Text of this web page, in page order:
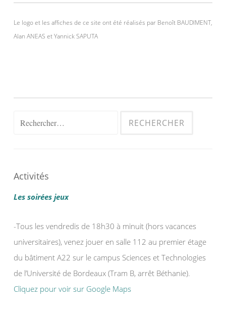
Le logo et les affiches de ce site ont été réalisés par Benoît BAUDIMENT,
Alan ANEAS et Yannick SAPUTA
Rechercher :
Activités
Les soirées jeux
-Tous les vendredis de 18h30 à minuit (hors vacances
universitaires), venez jouer en salle 112 au premier étage
du bâtiment A22 sur le campus Sciences et Technologies
de l’Université de Bordeaux (Tram B, arrêt Béthanie).
Cliquez pour voir sur Google Maps